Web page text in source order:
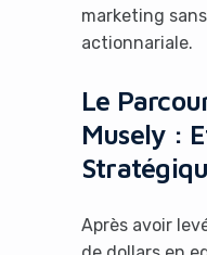
marketing
actionnariale.
Le
Musely :
Après avoir